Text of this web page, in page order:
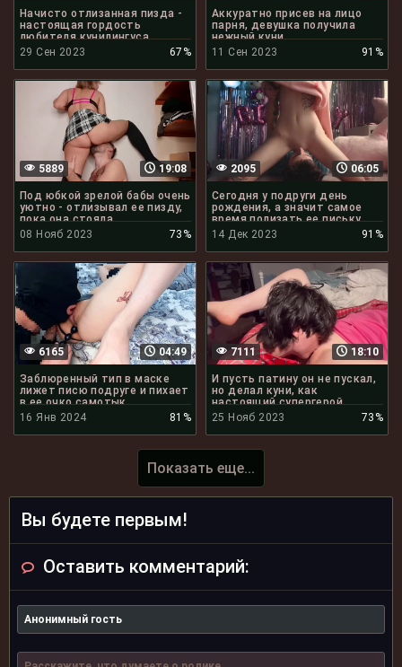
Начисто отлизанная пизда -
настоящая гордость
любителя кунилингуса
29 Сен 2023
67%
Аккуратно присев на лицо
парня, девушка получила
нежный куни
11 Сен 2023
91%
19:08
5889
Под юбкой зрелой бабы очень
уютно - отлизывал ее пизду,
пока она стояла
08 Нояб 2023
73%
06:05
2095
Сегодня у подруги день
рождения, а значит самое
время полизать ее письку
14 Дек 2023
91%
04:49
6165
Заблюренный тип в маске
лижет писю подруге и пихает
в ее очко самотык
16 Янв 2024
81%
18:10
7111
И пусть патину он не пускал,
но делал куни, как
настоящий супергерой
25 Нояб 2023
73%
Показать еще...
Вы будете первым!
Оставить комментарий: